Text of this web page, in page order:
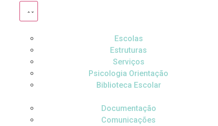
Escolas
Estruturas
Serviços
Psicologia Orientação
Biblioteca Escolar
Documentação
Comunicações